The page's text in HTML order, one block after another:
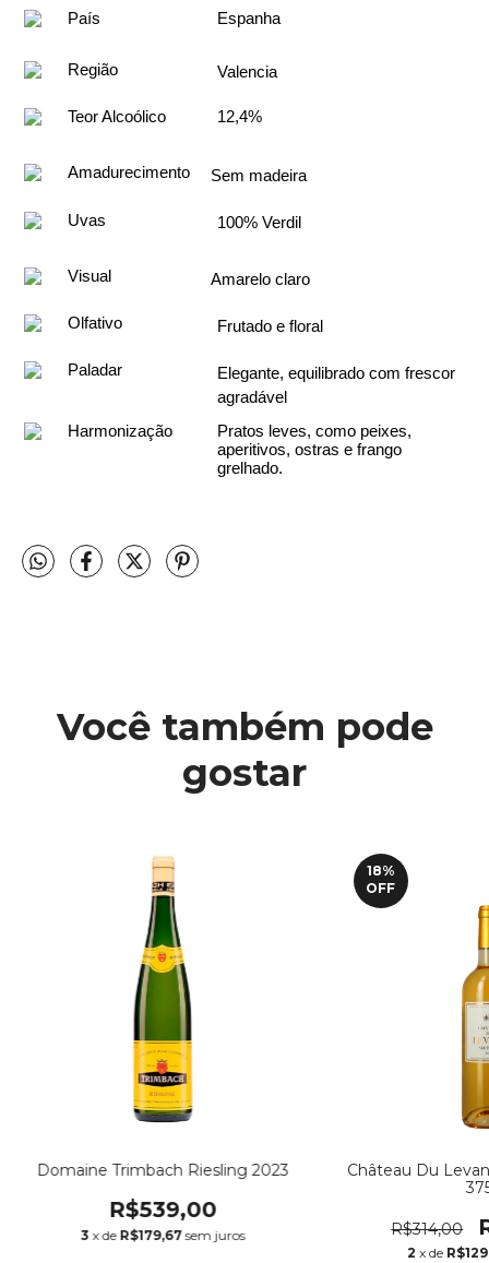
País Espanha
Região Valencia
Teor Alcoólico 12,4%
Amadurecimento Sem madeira
Uvas 100% Verdil
Visual Amarelo claro
Olfativo Frutado e floral
Paladar
Elegante, equilibrado com frescor
agradável
Harmonização
Pratos leves, como peixes,
aperitivos, ostras e frango
grelhado.
Você também pode
gostar
Domaine Trimbach Riesling 2023
R$539,00
3 x de R$179,67 sem juros
18%
OFF
Château Du
R$314,00
2 x de